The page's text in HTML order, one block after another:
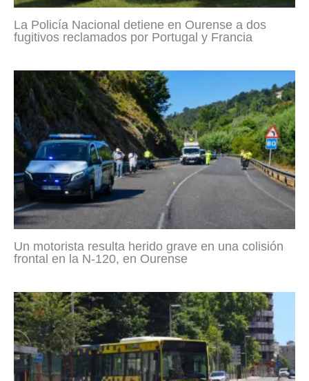
La Policía Nacional detiene en Ourense a dos
fugitivos reclamados por Portugal y Francia
Un motorista resulta herido grave en una colisión
frontal en la N-120, en Ourense